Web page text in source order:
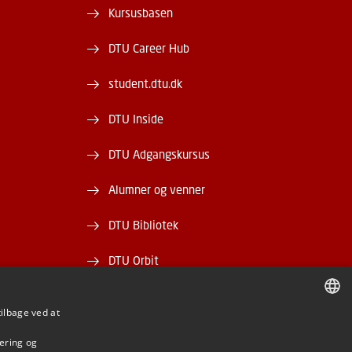
Kursusbasen
DTU Career Hub
student.dtu.dk
DTU Inside
DTU Adgangskursus
Alumner og venner
DTU Bibliotek
DTU Orbit
ved at
og